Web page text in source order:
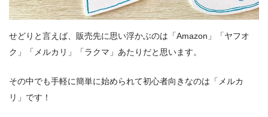
せどりと言えば、販売先に思い浮かぶのは「Amazon」「ヤフオ
ク」「メルカリ」「ラクマ」あたりだと思います。
その中でも手軽に簡単に始められて初心者向きなのは「メルカ
リ」です！